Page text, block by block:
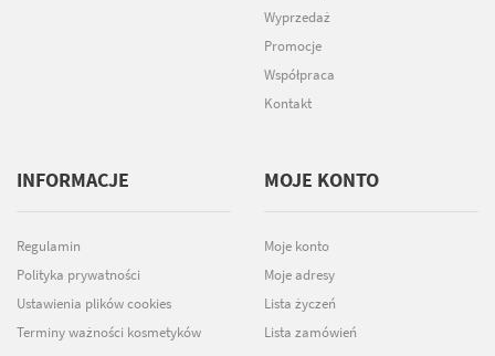
Wyprzedaż
Promocje
Współpraca
Kontakt
INFORMACJE
Regulamin
Polityka prywatności
Ustawienia plików cookies
Terminy ważności kosmetyków
MOJE KONTO
Moje konto
Moje adresy
Lista życzeń
Lista zamówień